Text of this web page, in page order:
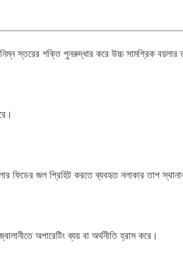
স্তরের শক্তি পুনরুদ্ধার করে উচ্চ সামগ্রিক বয়লার
ফিডের জল প্রিহিট করতে ব্যবহৃত নলাকার তাপ
অপারেটিং ব্যয় বা অর্থনীতি হ্রাস করে।